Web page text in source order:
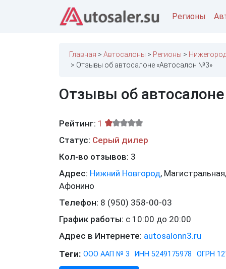
Регионы
Главная Автосалоны Регионы
Отзывы об автосалоне «Автосалон №3»
Отзывы об
Рейтинг: 1
Статус: Серый дилер
Кол-во отзывов: 3
Адрес: Нижний Новгород,
Афонино
Телефон: 8 (950) 358-00-03
График работы: с 10:00 до 20:00
Адрес в Интернете: autosalonn3.ru
Теги: ООО ААП № 3 ИНН 5249175978 ОГРН